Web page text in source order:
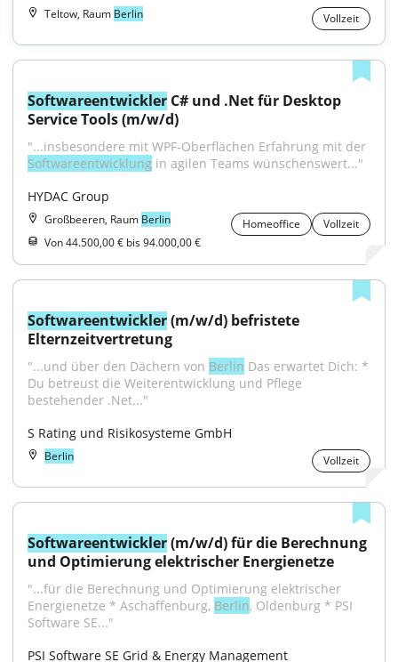
Teltow, Raum Berlin Vollzeit
Softwareentwickler C# und .Net für Desktop
Service Tools (m/w/d)
Softwareentwicklung in agilen Teams wünschenswert..."
HYDAC Group
Großbeeren, Raum Berlin Homeoffice
Vollzeit
Von 44.500,00 € bis 94.000,00 €
Softwareentwickler (m/w/d) befristete
Elternzeitvertretung
"...und über den Dächern von Berlin Das erwartet Dich: *
Du betreust die Weiterentwicklung und Pflege
bestehender .Net..."
S Rating und Risikosysteme GmbH
Berlin Vollzeit
Softwareentwickler (m/w/d) für die Berechnung
und Optimierung elektrischer Energienetze
"...für die Berechnung und Optimierung elektrischer
Energienetze * Aschaffenburg, Berlin, Oldenburg * PSI
Software SE..."
PSI Software SE Grid & Energy Management